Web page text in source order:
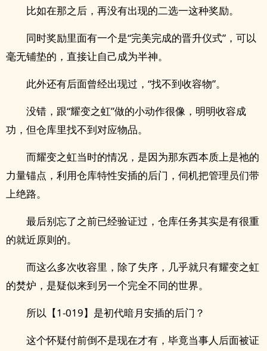
比如在那之后，再没有出现的二选一这种奖励。
同时奖励里面有一个是“完美完成的晋升仪式”，可以
毫无铺垫的，直接让自己成为半神。
此外还有后面曾经出现过，“找不到收容物”。
没错，跟“耀变之虹”做的小动作很像，明明收容成
功，但仓库里找不到对应物品。
而耀变之虹当时的情况，是因为那东西本质上是祂的
力量锚点，利用仓库特性安插的后门，伺机把管理员们带
上绝路。
最后别忘了之前已经验证过，仓库任务其实是有很重
的就近原则的。
而这么多次收容里，除了失序，几乎就只有耀变之虹
的焚炉，是疑似来到另一个完全不同的世界。
所以【1-019】是初代暗月安插的后门？
这个怀疑付前倒不是现在才有，毕竟当事人后面被证